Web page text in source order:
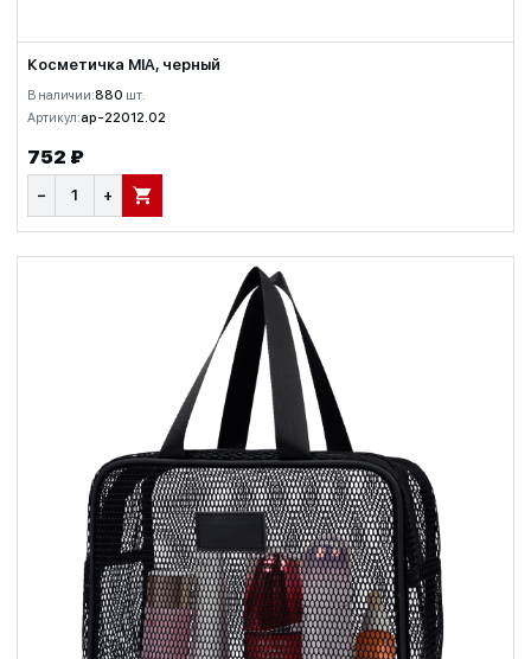
Косметичка MIA, черный
В наличии:880 шт.
Артикул:ap-22012.02
752 ₽
− + В КОРЗИНУ